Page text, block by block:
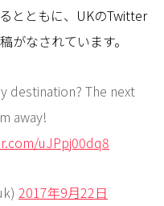
とともに、UKのTwitter
がなされています。
destination? The next
away!
uJPpj00dq8
2017年9月22日